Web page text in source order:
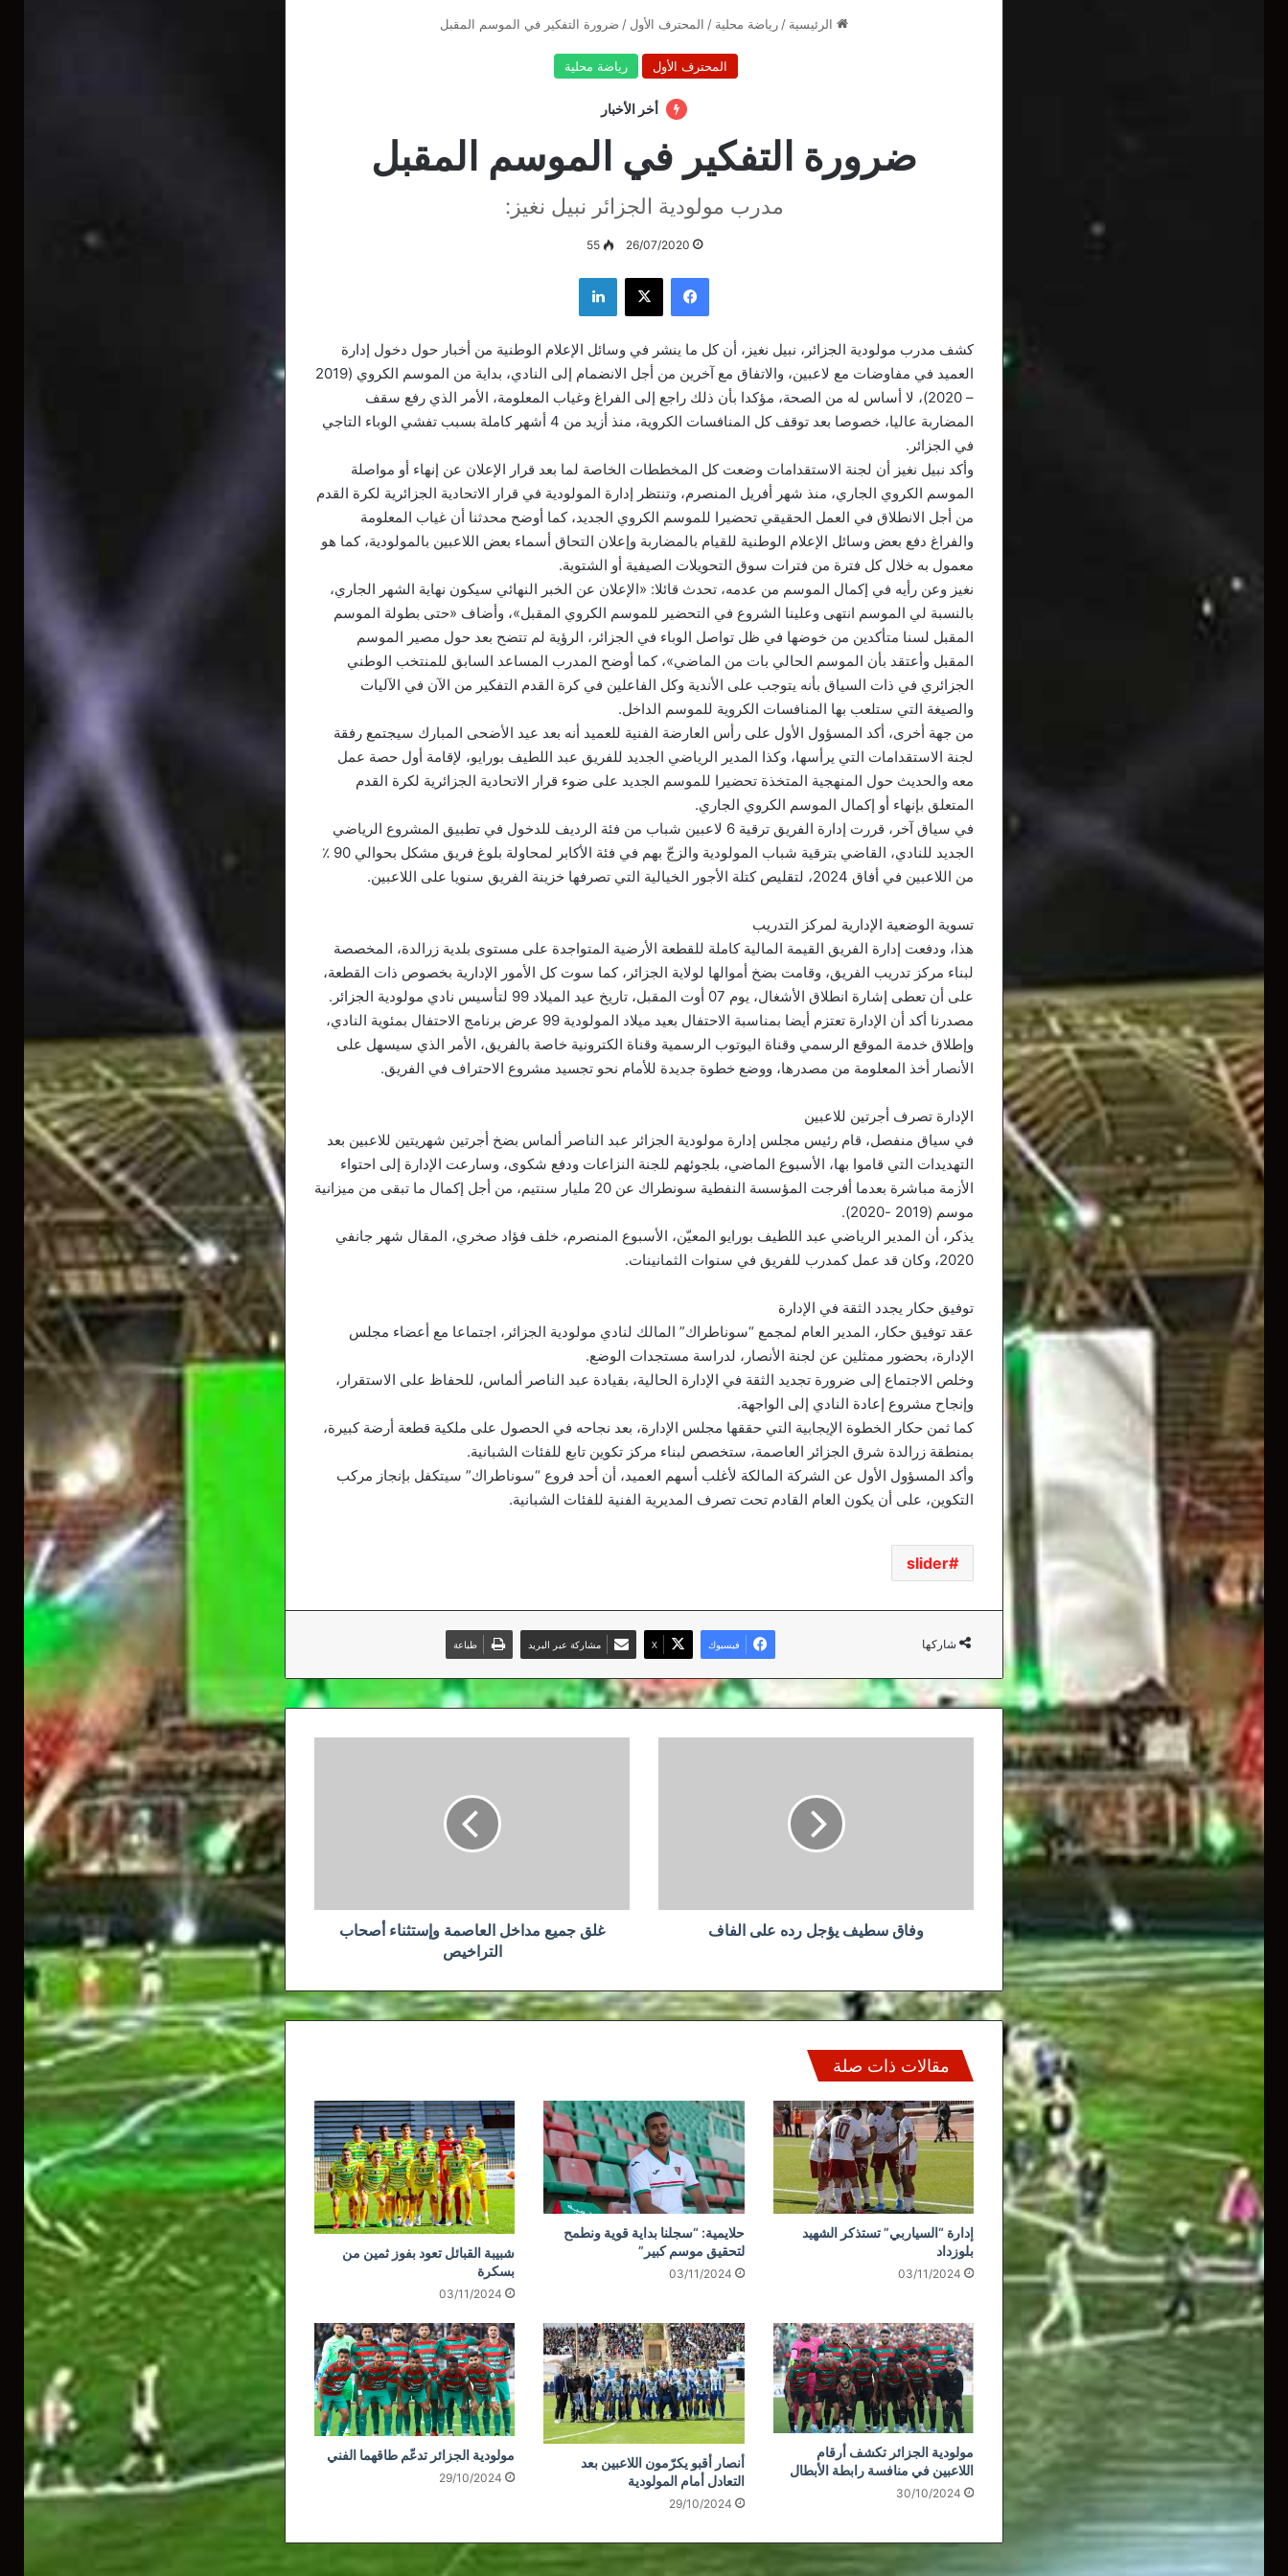
الرئيسية / رياضة محلية / المحترف الأول / ضرورة التفكير في الموسم المقبل
المحترف الأول رياضة محلية
أخر الأخبار
ضرورة التفكير في الموسم المقبل
مدرب مولودية الجزائر نبيل نغيز:
26/07/2020
55
فيسبوك ‫X لينكدإن
كشف مدرب مولودية الجزائر، نبيل نغيز، أن كل ما ينشر في وسائل الإعلام الوطنية من أخبار حول دخول إدارة
العميد في مفاوضات مع لاعبين، والاتفاق مع آخرين من أجل الانضمام إلى النادي، بداية من الموسم الكروي (2019
– 2020)، لا أساس له من الصحة، مؤكدا بأن ذلك راجع إلى الفراغ وغياب المعلومة، الأمر الذي رفع سقف
المضاربة عاليا، خصوصا بعد توقف كل المنافسات الكروية، منذ أزيد من 4 أشهر كاملة بسبب تفشي الوباء التاجي
في الجزائر.
وأكد نبيل نغيز أن لجنة الاستقدامات وضعت كل المخططات الخاصة لما بعد قرار الإعلان عن إنهاء أو مواصلة
الموسم الكروي الجاري، منذ شهر أفريل المنصرم، وتنتظر إدارة المولودية في قرار الاتحادية الجزائرية لكرة القدم
من أجل الانطلاق في العمل الحقيقي تحضيرا للموسم الكروي الجديد، كما أوضح محدثنا أن غياب المعلومة
والفراغ دفع بعض وسائل الإعلام الوطنية للقيام بالمضاربة وإعلان التحاق أسماء بعض اللاعبين بالمولودية، كما هو
معمول به خلال كل فترة من فترات سوق التحويلات الصيفية أو الشتوية.
نغيز وعن رأيه في إكمال الموسم من عدمه، تحدث قائلا: «الإعلان عن الخبر النهائي سيكون نهاية الشهر الجاري،
بالنسبة لي الموسم انتهى وعلينا الشروع في التحضير للموسم الكروي المقبل»، وأضاف «حتى بطولة الموسم
المقبل لسنا متأكدين من خوضها في ظل تواصل الوباء في الجزائر، الرؤية لم تتضح بعد حول مصير الموسم
المقبل وأعتقد بأن الموسم الحالي بات من الماضي»، كما أوضح المدرب المساعد السابق للمنتخب الوطني
الجزائري في ذات السياق بأنه يتوجب على الأندية وكل الفاعلين في كرة القدم التفكير من الآن في الآليات
والصيغة التي ستلعب بها المنافسات الكروية للموسم الداخل.
من جهة أخرى، أكد المسؤول الأول على رأس العارضة الفنية للعميد أنه بعد عيد الأضحى المبارك سيجتمع رفقة
لجنة الاستقدامات التي يرأسها، وكذا المدير الرياضي الجديد للفريق عبد اللطيف بورايو، لإقامة أول حصة عمل
معه والحديث حول المنهجية المتخذة تحضيرا للموسم الجديد على ضوء قرار الاتحادية الجزائرية لكرة القدم
المتعلق بإنهاء أو إكمال الموسم الكروي الجاري.
في سياق آخر، قررت إدارة الفريق ترقية 6 لاعبين شباب من فئة الرديف للدخول في تطبيق المشروع الرياضي
الجديد للنادي، القاضي بترقية شباب المولودية والزجّ بهم في فئة الأكابر لمحاولة بلوغ فريق مشكل بحوالي 90 ٪
من اللاعبين في أفاق 2024، لتقليص كتلة الأجور الخيالية التي تصرفها خزينة الفريق سنويا على اللاعبين.
تسوية الوضعية الإدارية لمركز التدريب
هذا، ودفعت إدارة الفريق القيمة المالية كاملة للقطعة الأرضية المتواجدة على مستوى بلدية زرالدة، المخصصة
لبناء مركز تدريب الفريق، وقامت بضخ أموالها لولاية الجزائر، كما سوت كل الأمور الإدارية بخصوص ذات القطعة،
على أن تعطى إشارة انطلاق الأشغال، يوم 07 أوت المقبل، تاريخ عيد الميلاد 99 لتأسيس نادي مولودية الجزائر.
مصدرنا أكد أن الإدارة تعتزم أيضا بمناسبة الاحتفال بعيد ميلاد المولودية 99 عرض برنامج الاحتفال بمئوية النادي،
وإطلاق خدمة الموقع الرسمي وقناة اليوتوب الرسمية وقناة الكترونية خاصة بالفريق، الأمر الذي سيسهل على
الأنصار أخذ المعلومة من مصدرها، ووضع خطوة جديدة للأمام نحو تجسيد مشروع الاحتراف في الفريق.
الإدارة تصرف أجرتين للاعبين
في سياق منفصل، قام رئيس مجلس إدارة مولودية الجزائر عبد الناصر ألماس بضخ أجرتين شهريتين للاعبين بعد
التهديدات التي قاموا بها، الأسبوع الماضي، بلجوئهم للجنة النزاعات ودفع شكوى، وسارعت الإدارة إلى احتواء
الأزمة مباشرة بعدما أفرجت المؤسسة النفطية سونطراك عن 20 مليار سنتيم، من أجل إكمال ما تبقى من ميزانية
موسم (2019 -2020).
يذكر، أن المدير الرياضي عبد اللطيف بورايو المعيّن، الأسبوع المنصرم، خلف فؤاد صخري، المقال شهر جانفي
2020، وكان قد عمل كمدرب للفريق في سنوات الثمانينات.
توفيق حكار يجدد الثقة في الإدارة
عقد توفيق حكار، المدير العام لمجمع “سوناطراك” المالك لنادي مولودية الجزائر، اجتماعا مع أعضاء مجلس
الإدارة، بحضور ممثلين عن لجنة الأنصار، لدراسة مستجدات الوضع.
وخلص الاجتماع إلى ضرورة تجديد الثقة في الإدارة الحالية، بقيادة عبد الناصر ألماس، للحفاظ على الاستقرار،
وإنجاح مشروع إعادة النادي إلى الواجهة.
كما ثمن حكار الخطوة الإيجابية التي حققها مجلس الإدارة، بعد نجاحه في الحصول على ملكية قطعة أرضة كبيرة،
بمنطقة زرالدة شرق الجزائر العاصمة، ستخصص لبناء مركز تكوين تابع للفئات الشبانية.
وأكد المسؤول الأول عن الشركة المالكة لأغلب أسهم العميد، أن أحد فروع “سوناطراك” سيتكفل بإنجاز مركب
التكوين، على أن يكون العام القادم تحت تصرف المديرية الفنية للفئات الشبانية.
slider
شاركها فيسبوك ‫X مشاركة عبر البريد طباعة
وفاق سطيف يؤجل رده على الفاف
غلق جميع مداخل العاصمة وإستثناء أصحاب
التراخيص
مقالات ذات صلة
إدارة “السياربي” تستذكر الشهيد
بلوزداد
03/11/2024
حلايمية: “سجلنا بداية قوية ونطمح
لتحقيق موسم كبير”
03/11/2024
شبيبة القبائل تعود بفوز ثمين من
بسكرة
03/11/2024
مولودية الجزائر تكشف أرقام
اللاعبين في منافسة رابطة الأبطال
30/10/2024
أنصار أقبو يكرّمون اللاعبين بعد
التعادل أمام المولودية
29/10/2024
مولودية الجزائر تدعّم طاقهما الفني
29/10/2024